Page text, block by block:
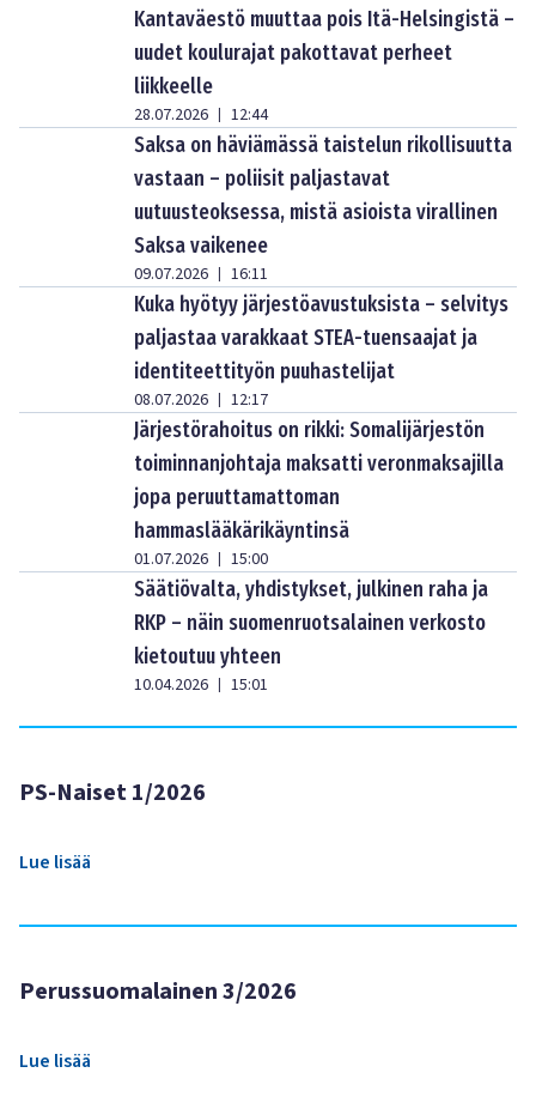
Kantaväestö muuttaa pois Itä-Helsingistä –
uudet koulurajat pakottavat perheet
liikkeelle
28.07.2026 | 12:44
Saksa on häviämässä taistelun rikollisuutta
vastaan – poliisit paljastavat
uutuusteoksessa, mistä asioista virallinen
Saksa vaikenee
09.07.2026 | 16:11
Kuka hyötyy järjestöavustuksista – selvitys
paljastaa varakkaat STEA-tuensaajat ja
identiteettityön puuhastelijat
08.07.2026 | 12:17
Järjestörahoitus on rikki: Somalijärjestön
toiminnanjohtaja maksatti veronmaksajilla
jopa peruuttamattoman
hammaslääkärikäyntinsä
01.07.2026 | 15:00
Säätiövalta, yhdistykset, julkinen raha ja
RKP – näin suomenruotsalainen verkosto
kietoutuu yhteen
10.04.2026 | 15:01
PS-Naiset 1/2026
Lue lisää
Perussuomalainen 3/2026
Lue lisää